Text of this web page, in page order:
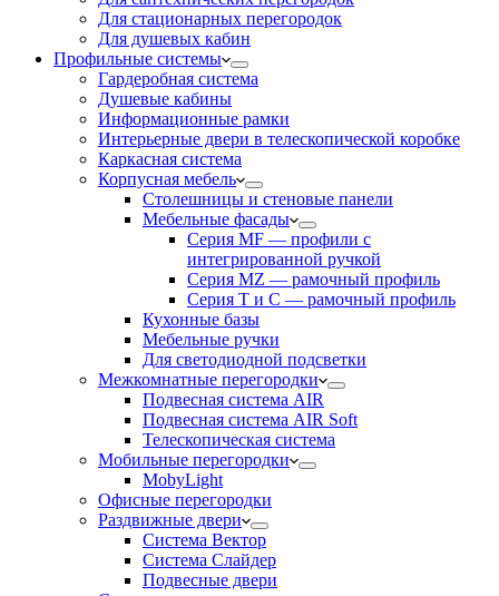
Для стационарных перегородок
Для душевых кабин
Профильные системы
Гардеробная система
Душевые кабины
Информационные рамки
Интерьерные двери в телескопической коробке
Каркасная система
Корпусная мебель
Столешницы и стеновые панели
Мебельные фасады
Серия MF — профили с
интегрированной ручкой
Серия MZ — рамочный профиль
Серия T и C — рамочный профиль
Кухонные базы
Мебельные ручки
Для светодиодной подсветки
Межкомнатные перегородки
Подвесная система AIR
Подвесная система AIR Soft
Телескопическая система
Мобильные перегородки
MobyLight
Офисные перегородки
Раздвижные двери
Система Вектор
Система Слайдер
Подвесные двери